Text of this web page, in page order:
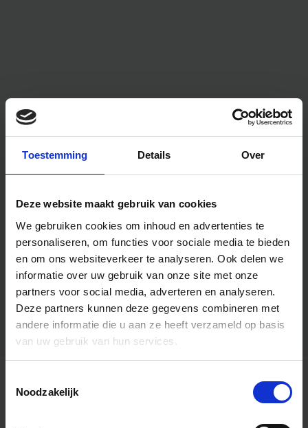
Toestemming Details Over
Deze website maakt gebruik van cookies
We gebruiken cookies om inhoud en advertenties te
personaliseren, om functies voor sociale media te bieden
en om ons websiteverkeer te analyseren. Ook delen we
informatie over uw gebruik van onze site met onze
partners voor social media, adverteren en analyseren.
Deze partners kunnen deze gegevens combineren met
andere informatie die u aan ze heeft verzameld op basis
van uw gebruik van hun services.
Noodzakelijk
Algemene informatie